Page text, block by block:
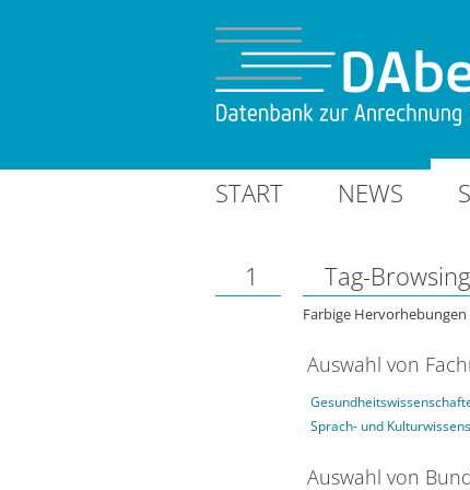
START NEWS
1 Tag-Browsing
Farbige
Auswahl von
Sprach- und
Auswahl von